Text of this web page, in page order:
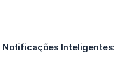
Notificações Inteligentes: